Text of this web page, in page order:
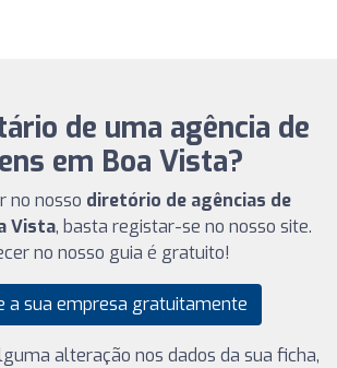
de uma agência de
em Boa Vista?
no nosso diretório de agências de
Vista, basta registar-se no nosso site.
no nosso guia é gratuito!
a sua empresa gratuitamente
alteração nos dados da sua ficha,